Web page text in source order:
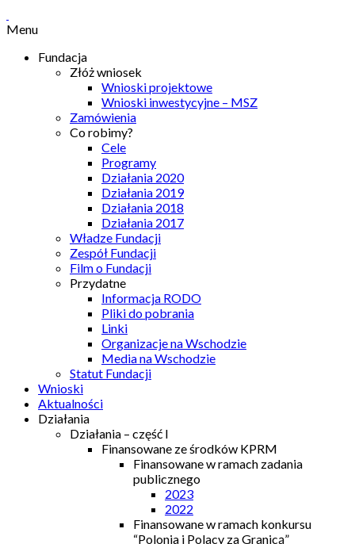
Menu
Fundacja
Złóż wniosek
Wnioski projektowe
Wnioski inwestycyjne – MSZ
Zamówienia
Co robimy?
Cele
Programy
Działania 2020
Działania 2019
Działania 2018
Działania 2017
Władze Fundacji
Zespół Fundacji
Film o Fundacji
Przydatne
Informacja RODO
Pliki do pobrania
Linki
Organizacje na Wschodzie
Media na Wschodzie
Statut Fundacji
Wnioski
Aktualności
Działania
Działania – część I
Finansowane ze środków KPRM
Finansowane w ramach zadania
publicznego
2023
2022
Finansowane w ramach konkursu
“Polonia i Polacy za Granicą”